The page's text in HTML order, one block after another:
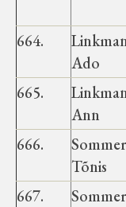
664.
Ado
665.
Ann
666.
Tõnis
667.